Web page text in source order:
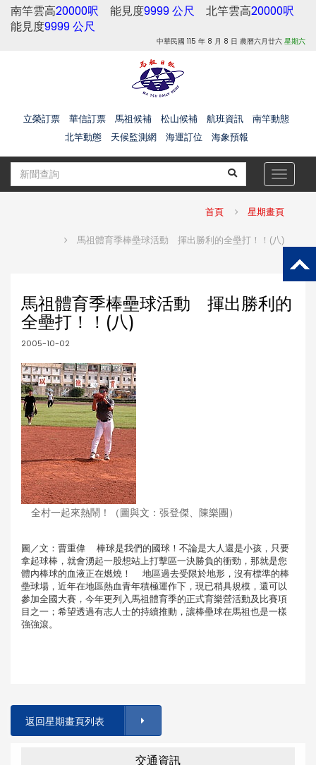
南竿雲高20000呎 能見度9999 公尺 北竿雲高20000呎
能見度9999 公尺
中華民國 115 年 8 月 8 日 農曆六月廿六 星期六
立榮訂票 華信訂票 馬祖候補 松山候補 航班資訊
南竿動態
北竿動態
天候監測網 海運訂位 海象預報
Toggle
首頁 星期畫頁
馬祖體育季棒壘球活動 揮出勝利的全壘打！！(八)
馬祖體育季棒壘球活動 揮出勝利的
全壘打！！(八)
2005-10-02
全村一起來熱鬧！（圖與文：張登傑、陳樂團）
圖／文：曹重偉 棒球是我們的國球！不論是大人還是小孩，只要
拿起球棒，就會湧起一股想站上打擊區一決勝負的衝勁，那就是您
體內棒球的血液正在燃燒！ 地區過去受限於地形，沒有標準的棒
壘球場，近年在地區熱血青年積極運作下，現已稍具規模，還可以
參加全國大賽，今年更列入馬祖體育季的正式育樂營活動及比賽項
目之一；希望透過有志人士的持續推動，讓棒壘球在馬祖也是一樣
強強滾。
返回星期畫頁列表
交通資訊